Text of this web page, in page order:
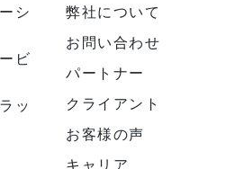
シ
ビ
ッ
弊社について
お問い合わせ
パートナー
クライアント
お客様の声
キャリア